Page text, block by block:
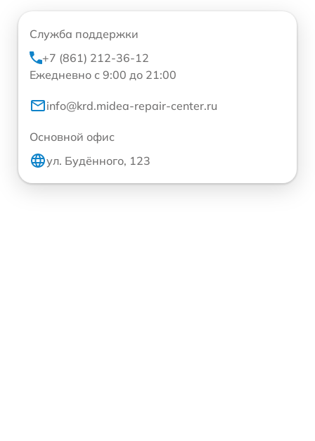
Служба поддержки
+7 (861) 212-36-12
Ежедневно с 9:00 до 21:00
info@krd.midea-repair-center.ru
Основной офис
ул. Будённого, 123